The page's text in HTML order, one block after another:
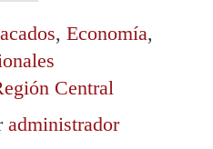
, Economía,
Central
administrador